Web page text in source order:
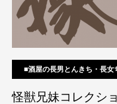
■酒屋の長男とんきち・長女
怪獣兄妹コレクシ